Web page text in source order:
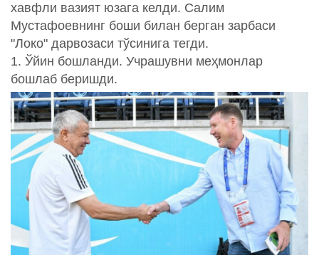
хавфли вазият юзага келди. Салим
Мустафоевнинг боши билан берган зарбаси
"Локо" дарвозаси тўсинига тегди.
1. Ўйин бошланди. Учрашувни меҳмонлар
бошлаб беришди.